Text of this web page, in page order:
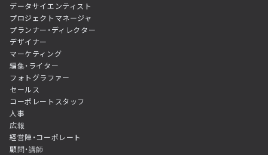
データサイエンティスト
プロジェクトマネージャ
プランナー・ディレクター
デザイナー
マーケティング
編集・ライター
フォトグラファー
セールス
コーポレートスタッフ
人事
広報
経営陣・コーポレート
顧問・講師